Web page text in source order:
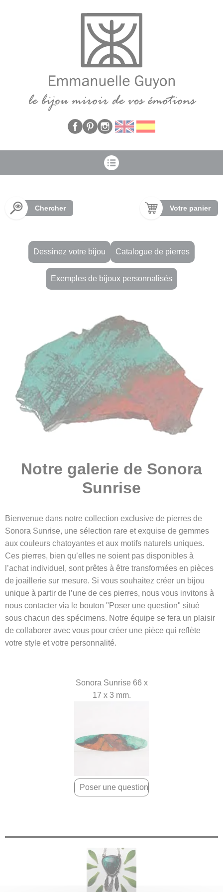
Chercher Votre panier
Dessinez votre bijou Catalogue de pierres
Exemples de bijoux personnalisés
Notre galerie de Sonora
Sunrise
Bienvenue dans notre collection exclusive de pierres de
Sonora Sunrise, une sélection rare et exquise de gemmes
aux couleurs chatoyantes et aux motifs naturels uniques.
Ces pierres, bien qu’elles ne soient pas disponibles à
l’achat individuel, sont prêtes à être transformées en pièces
de joaillerie sur mesure. Si vous souhaitez créer un bijou
unique à partir de l’une de ces pierres, nous vous invitons à
nous contacter via le bouton "Poser une question" situé
sous chacun des spécimens. Notre équipe se fera un plaisir
de collaborer avec vous pour créer une pièce qui reflète
votre style et votre personnalité.
Sonora Sunrise 66 x
17 x 3 mm.